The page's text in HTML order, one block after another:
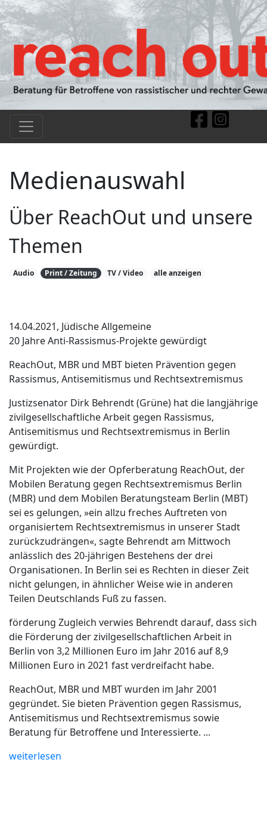
Medienauswahl
Über ReachOut und unsere
Themen
Audio Print / Zeitung TV / Video alle anzeigen
14.04.2021, Jüdische Allgemeine
20 Jahre Anti-Rassismus-Projekte gewürdigt
ReachOut, MBR und MBT bieten Prävention gegen
Rassismus, Antisemitismus und Rechtsextremismus
Justizsenator Dirk Behrendt (Grüne) hat die langjährige
zivilgesellschaftliche Arbeit gegen Rassismus,
Antisemitismus und Rechtsextremismus in Berlin
gewürdigt.
Mit Projekten wie der Opferberatung ReachOut, der
Mobilen Beratung gegen Rechtsextremismus Berlin
(MBR) und dem Mobilen Beratungsteam Berlin (MBT)
sei es gelungen, »ein allzu freches Auftreten von
organisiertem Rechtsextremismus in unserer Stadt
zurückzudrängen«, sagte Behrendt am Mittwoch
anlässlich des 20-jährigen Bestehens der drei
Organisationen. In Berlin sei es Rechten in dieser Zeit
nicht gelungen, in ähnlicher Weise wie in anderen
Teilen Deutschlands Fuß zu fassen.
förderung Zugleich verwies Behrendt darauf, dass sich
die Förderung der zivilgesellschaftlichen Arbeit in
Berlin von 3,2 Millionen Euro im Jahr 2016 auf 8,9
Millionen Euro in 2021 fast verdreifacht habe.
ReachOut, MBR und MBT wurden im Jahr 2001
gegründet. Sie bieten Prävention gegen Rassismus,
Antisemitismus und Rechtsextremismus sowie
Beratung für Betroffene und Interessierte. ...
weiterlesen